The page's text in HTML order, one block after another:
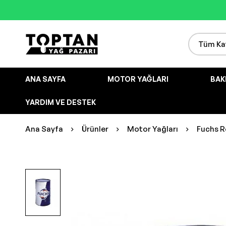
ANA SAYFA MOTOR YAĞLARI
YARDIM VE DESTEK
Ana Sayfa Ürünler Motor Yağları Fuchs